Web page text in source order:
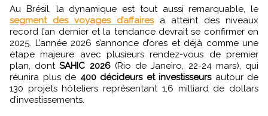
Au Brésil, la dynamique est tout aussi remarquable, le
segment des voyages d’affairesa atteint des niveaux
record l’an dernier et la tendance devrait se confirmer en
2025. L’année 2026 s’annonce d’ores et déjà comme une
étape majeure avec plusieurs rendez-vous de premier
plan, dontSAHIC 2026(Rio de Janeiro, 22-24 mars), qui
réunira plus de 400 décideurs et investisseursautour de
130 projets hôteliers représentant 1,6 milliard de dollars
d’investissements.